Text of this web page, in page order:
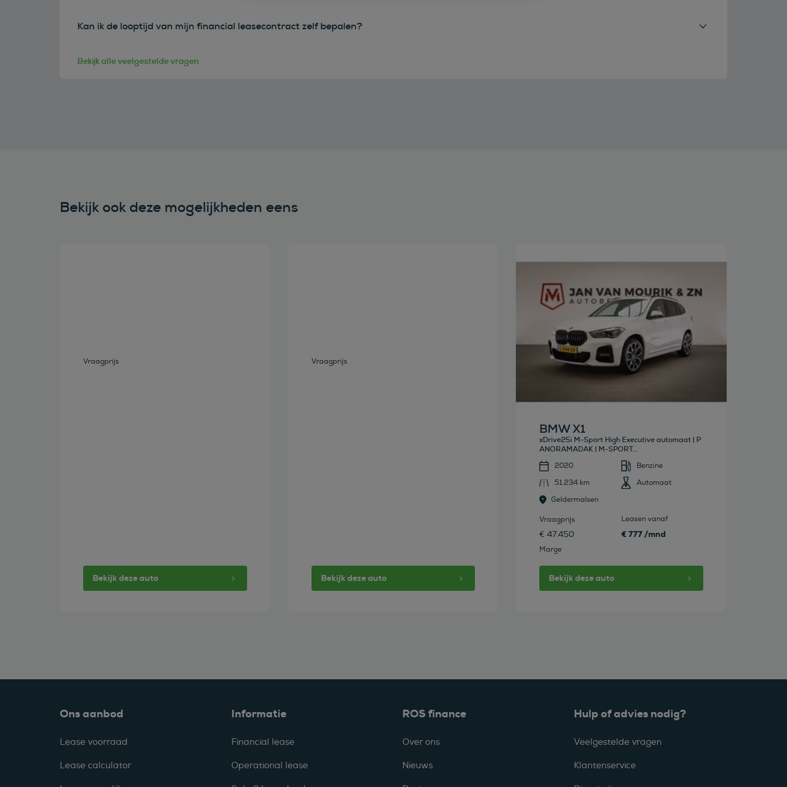
Kan ik de looptijd van mijn financial leasecontract zelf bepalen?
Bekijk alle veelgestelde vragen
Bekijk ook deze mogelijkheden eens
Vraagprijs
Bekijk deze auto
Vraagprijs
Bekijk deze auto
Bekijk deze auto
BMW X1
xDrive25i M-Sport High Executive automaat | P
ANORAMADAK | M-SPORT...
2020
Benzine
51.234 km
Automaat
Geldermalsen
Vraagprijs
€ 47.450
Marge
Leasen vanaf
€ 777 /mnd
Bekijk deze auto
Ons aanbod
Lease voorraad
Lease calculator
Informatie
Financial lease
Operational lease
ROS finance
Over ons
Nieuws
Hulp of advies nodig?
Veelgestelde vragen
Klantenservice